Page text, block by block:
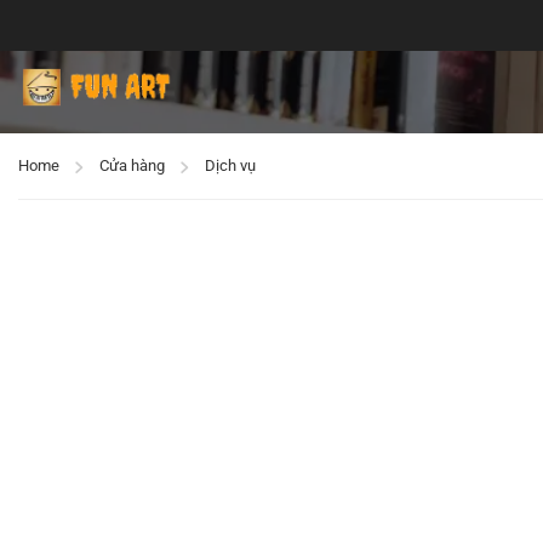
Home Cửa hàng Dịch vụ